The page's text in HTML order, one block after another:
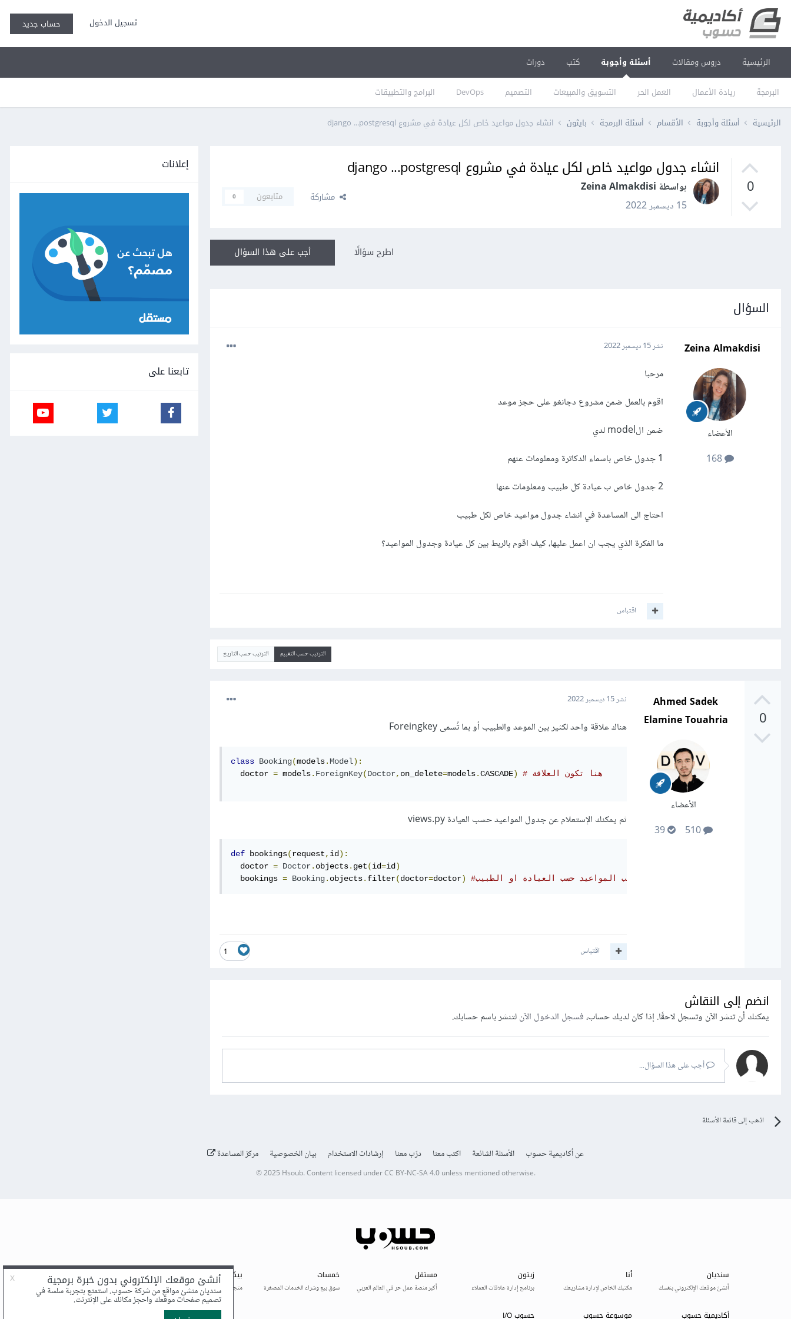
تسجيل الدخول حساب جديد
الرئيسية دروس ومقالات أسئلة وأجوبة
البرمجة ريادة الأعمال العمل الحر التسويق والمبيعات التصميم DevOps البرامج والتطبيقات
كتب دورات
الرئيسية أسئلة وأجوبة الأقسام أسئلة البرمجة بايثون انشاء جدول مواعيد خاص لكل عيادة في مشروع django ...postgresql
0
انشاء جدول مواعيد خاص لكل عيادة في مشروع django ...postgresql
بواسطة Zeina Almakdisi
15 ديسمبر 2022
مشاركة متابعون 0
أجب على هذا السؤال اطرح سؤالًا
السؤال
Zeina Almakdisi
الأعضاء
168
نشر15 ديسمبر 2022
مرحبا
اقوم بالعمل ضمن مشروع دجانغو على حجز موعد
ضمن الmodel لدي
1 جدول خاص باسماء الدكاترة ومعلومات عنهم
2 جدول خاص ب عيادة كل طبيب ومعلومات عنها
احتاج الى المساعدة في انشاء جدول مواعيد خاص لكل طبيب
ما الفكرة الذي يجب ان اعمل عليها، كيف اقوم بالربط بين كل عيادة وجدول المواعيد؟
اقتباس
الترتيب حسب التقييم الترتيب حسب التاريخ
0
Ahmed Sadek
Elamine Touahria
الأعضاء
510
39
نشر15 ديسمبر 2022
هناك علاقة واحد لكثير بين الموعد والطبيب أو بما تُسمى Foreingkey
class Booking(models.Model):
  doctor
= models. ForeignKey(Doctor, on_delete=models.CASCADE) # هنا تكون العلاقة
ثم يمكنك الإستعلام عن جدول المواعيد حسب العيادة views.py
def bookings(request, id ):
  doctor
= Doctor. objects. get(id=id )
  bookings
= Booking. objects. filter(doctor=doctor) #جلب المواعيد حسب العيادة او الطبيب
1 اقتباس
انضم إلى النقاش
يمكنك أن تنشر الآن وتسجل لاحقًا. إذا كان لديك حساب،فسجل الدخول الآنلتنشر باسم حسابك.
أجب على هذا السؤال...
اذهب إلى قائمة الأسئلة
إعلانات
تابعنا على
عن أكاديمية حسوب الأسئلة الشائعة اكتب معنا درّب معنا إرشادات الاستخدام بيان الخصوصية مركز المساعدة
© 2025 Hsoub.Content licensed underCC BY-NC-SA 4.0unless mentioned otherwise.